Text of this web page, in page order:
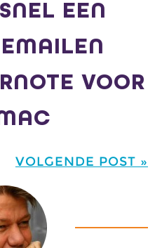
EEN
VOOR
VOLGENDE POST »